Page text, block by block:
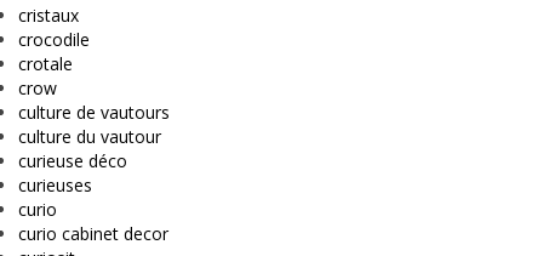
cristaux
crocodile
crotale
crow
culture de vautours
culture du vautour
curieuse déco
curieuses
curio
curio cabinet decor